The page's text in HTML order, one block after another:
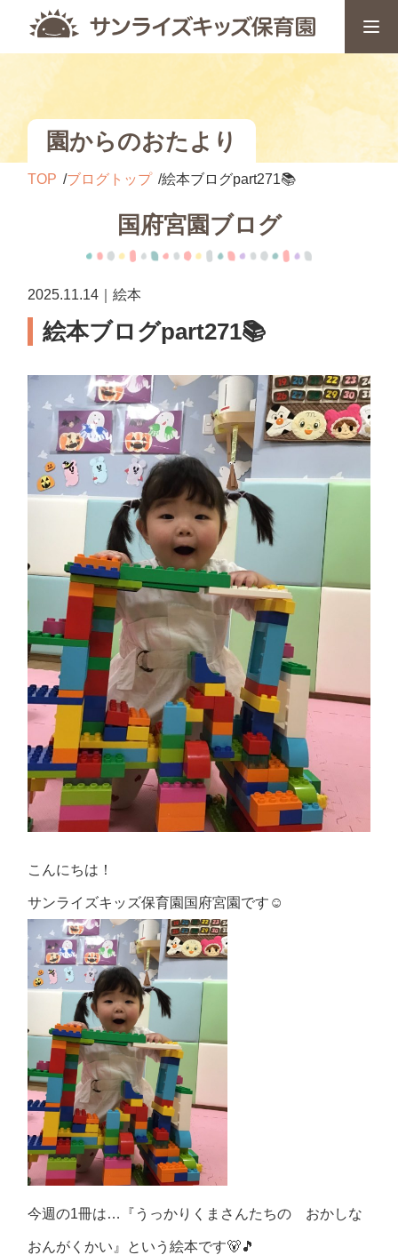
園からのおたより
TOP ブログトップ 絵本ブログpart271📚
国府宮園ブログ
2025.11.14｜絵本
絵本ブログpart271📚
こんにちは！
サンライズキッズ保育園国府宮園です☺
今週の1冊は…『うっかりくまさんたちの おかしな
おんがくかい』という絵本です🐻🎵